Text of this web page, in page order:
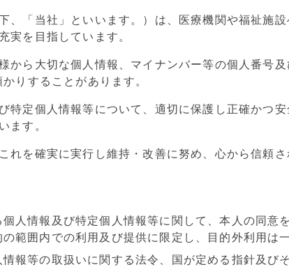
、「当社」といいます。）は、医療機関や福祉施
実を目指しています。
から大切な個人情報、マイナンバー等の個人番号
りすることがあります。
特定個人情報等について、適切に保護し正確かつ安
ます。
れを確実に実行し維持・改善に努め、心から信頼さ
人情報及び特定個人情報等に関して、本人の同意
範囲内での利用及び提供に限定し、目的外利用は
報等の取扱いに関する法令、国が定める指針及び